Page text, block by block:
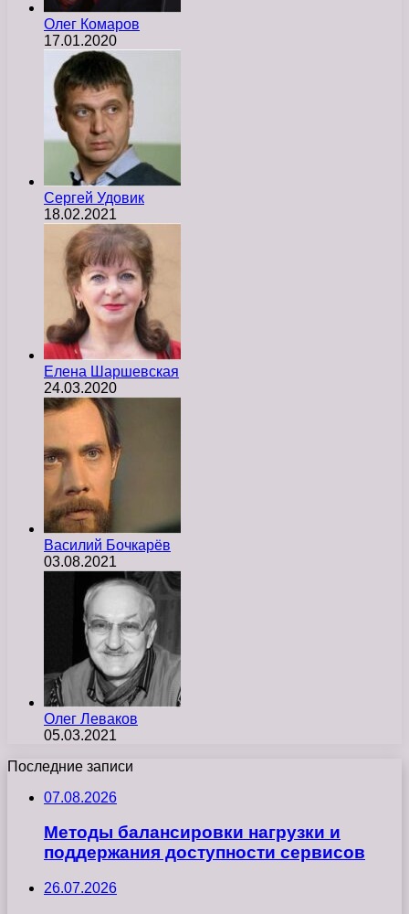
Олег Комаров
17.01.2020
Сергей Удовик
18.02.2021
Елена Шаршевская
24.03.2020
Василий Бочкарёв
03.08.2021
Олег Леваков
05.03.2021
Последние записи
07.08.2026
Методы балансировки нагрузки и
поддержания доступности сервисов
26.07.2026